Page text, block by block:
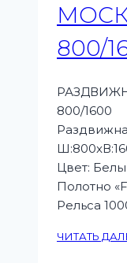
800/
800/1600
Цвет:
Полотно
Рельса
ЧИТАТЬ